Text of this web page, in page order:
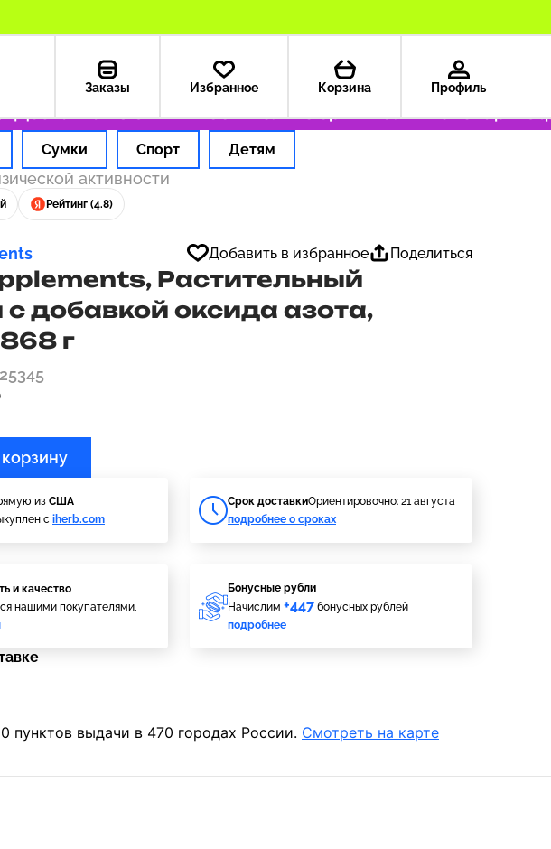
Заказы Избранное Корзина Профиль
из США — 199 ₽ Только оригинальные товары
Сумки Спорт Детям
активности
Рейтинг (4.8)
Добавить в избранное Поделиться
Растительный
с добавкой оксида азота,
г
из США
с iherb.com
Cрок доставкиОриентировочно: 21 августа
подробнее о сроках
и качество
нашими покупателями,
Бонусные рубли
Начислим +447 бонусных рублей
подробнее
пунктов выдачи в 470 городах России. Смотреть на карте